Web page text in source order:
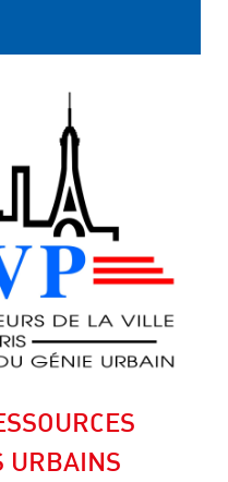
URBAINS